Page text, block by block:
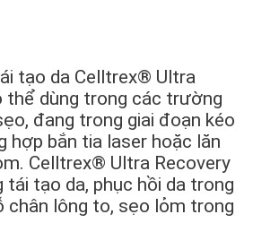
tạo da Celltrex® Ultra
thể dùng trong các trường
đang trong giai đoạn kéo
hợp bắn tia laser hoặc lăn
Celltrex® Ultra Recovery
tái tạo da, phục hồi da trong
chân lông to, sẹo lỏm trong